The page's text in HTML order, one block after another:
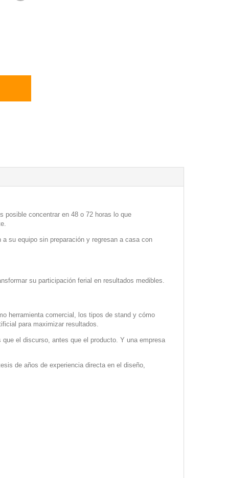
posible concentrar en 48 o 72 horas lo que
su equipo sin preparación y regresan a casa con
su participación ferial en resultados medibles.
herramienta comercial, los tipos de stand y cómo
para maximizar resultados.
el discurso, antes que el producto. Y una empresa
de años de experiencia directa en el diseño,